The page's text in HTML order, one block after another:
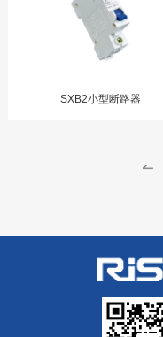
SXB2小型断路器